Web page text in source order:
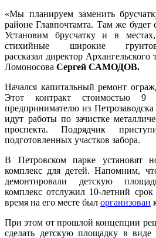
«Мы планируем заменить
районе Главпочтамта. Там же будет
Установим брусчатку и в
стихийные широкие
рассказал директор
Ломоносова Сергей САМОДОВ.
Начался капитальный ремонт
Этот контракт стоимостью 9
предпринимателю из
идут работы по зачистке
проспекта. Подрядчик
подготовленных участков забора.
В Петровском парке установят
комплекс для детей. Напомним,
демонтировали детскую
комплекс отслужил 10-летний
время на его месте был организован
При этом от прошлой концепции
сделать детскую площадку в виде